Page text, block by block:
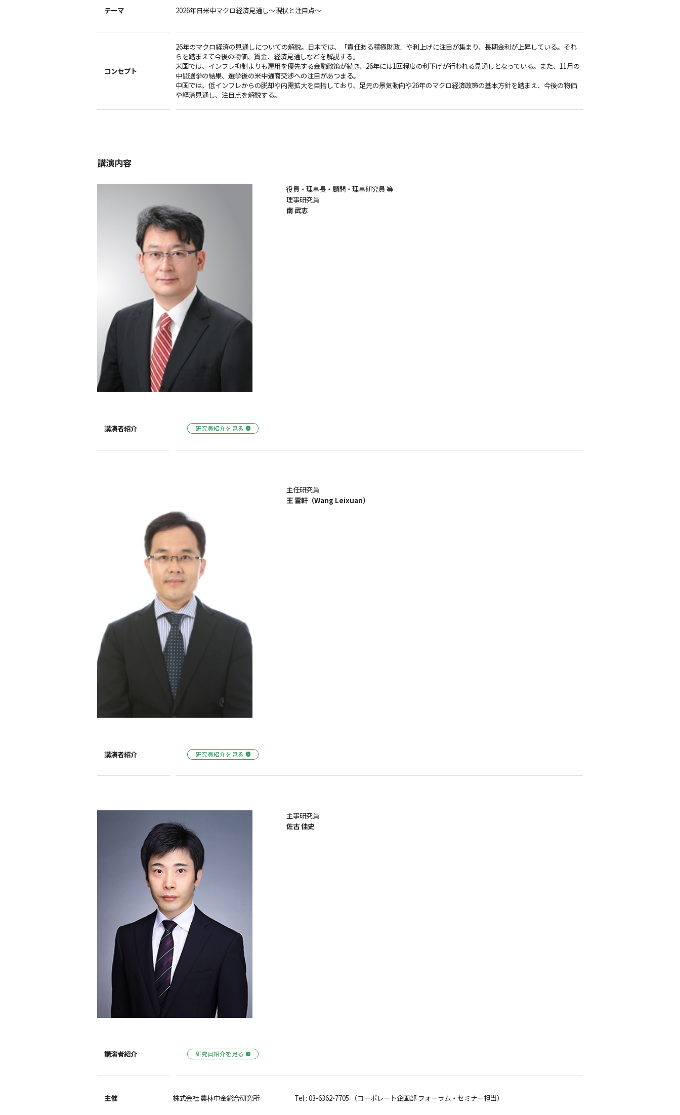
テーマ 2026年日米中マクロ経済見通し～現状と注目点～
コンセプト
26年のマクロ経済の見通しについての解説。日本では、「責任ある積極財政」や利上げに注目が集まり、長期金利が上昇している。それ
らを踏まえて今後の物価、賃金、経済見通しなどを解説する。
米国では、インフレ抑制よりも雇用を優先する金融政策が続き、26年には1回程度の利下げが行われる見通しとなっている。また、11月の
中間選挙の結果、選挙後の米中通商交渉への注目があつまる。
中国では、低インフレからの脱却や内需拡大を目指しており、足元の景気動向や26年のマクロ経済政策の基本方針を踏まえ、今後の物価
や経済見通し、注目点を解説する。
講演内容
役員・理事長・顧問・理事研究員 等
理事研究員
南 武志
講演者紹介 研究員紹介を見る
主任研究員
王 雷軒（Wang Leixuan）
講演者紹介 研究員紹介を見る
主事研究員
佐古 佳史
講演者紹介 研究員紹介を見る
主催 株式会社 農林中金総合研究所 Tel : 03-6362-7705 （コーポレート企画部 フォーラム・セミナー担当）